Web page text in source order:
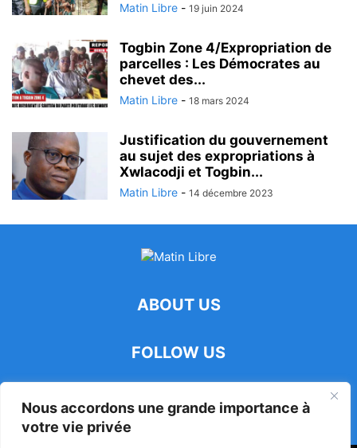
Nous accordons une grande importance à
votre vie privée
Matin Libre - 19 juin 2024
Togbin Zone 4/Expropriation de
parcelles : Les Démocrates au
chevet des...
Matin Libre - 18 mars 2024
Justification du gouvernement
au sujet des expropriations à
Xwlacodji et Togbin...
Matin Libre - 14 décembre 2023
ABOUT US
FOLLOW US